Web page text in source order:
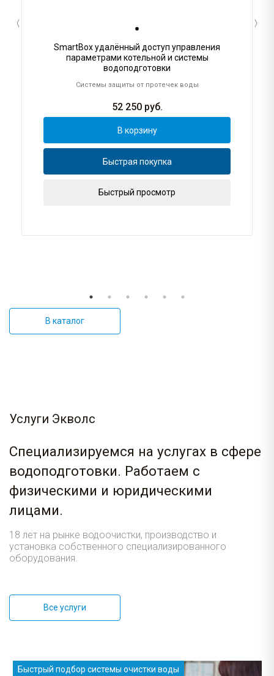
SmartBox удалённый доступ управления
параметрами котельной и системы
водоподготовки
Системы защиты от протечек воды
52 250руб.
В корзину
Быстрая покупка
Быстрый просмотр
В каталог
Услуги Экволс
Специализируемся на услугах в сфере
водоподготовки. Работаем с
физическими и юридическими
лицами.
18 лет на рынке водоочистки, производство и
установка собственного специализированного
оборудования.
Все услуги
Быстрый подбор системы очистки воды